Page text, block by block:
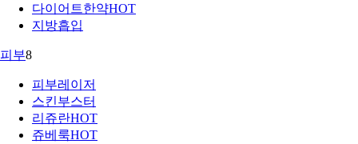
다이어트한약HOT
지방흡입
피부8
피부레이저
스킨부스터
리쥬란HOT
쥬베룩HOT